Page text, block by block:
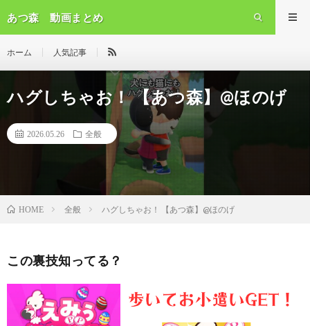
あつ森 動画まとめ
ホーム 人気記事
ハグしちゃお！ 【あつ森】@ほのげ
2026.05.26 全般
HOME 全般 ハグしちゃお！ 【あつ森】@ほのげ
この裏技知ってる？